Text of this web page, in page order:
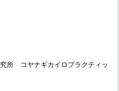
所 コヤナギカイロプラクティッ